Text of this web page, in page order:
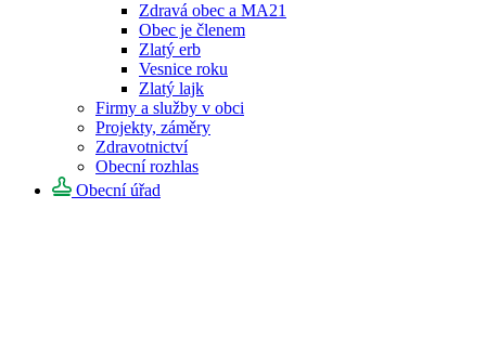
Zdravá obec a MA21
Obec je členem
Zlatý erb
Vesnice roku
Zlatý lajk
Firmy a služby v obci
Projekty, záměry
Zdravotnictví
Obecní rozhlas
Obecní úřad